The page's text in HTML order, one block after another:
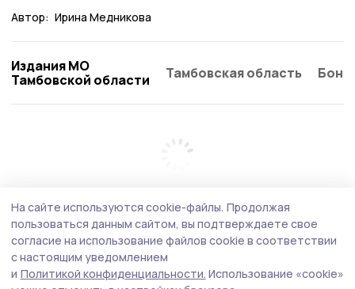
Автор: Ирина Медникова
Издания МО
Тамбовской области
Тамбовская область
На сайте используются cookie-файлы. Продолжая
пользоваться данным сайтом, вы подтверждаете свое
согласие на использование файлов cookie в соответствии
с настоящим уведомлением
и Политикой конфиденциальности. Использование «cookie»